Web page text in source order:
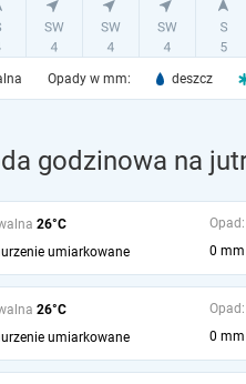
Opady w mm: deszcz
godzinowa na
26°C
umiarkowane
Opad:
0 mm
26°C
umiarkowane
Opad:
0 mm